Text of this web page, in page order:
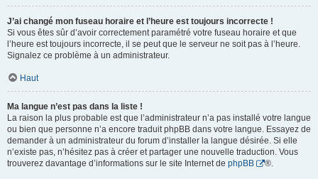
J’ai changé mon fuseau horaire et l’heure est toujours incorrecte !
Si vous êtes sûr d’avoir correctement paramétré votre fuseau horaire et que
l’heure est toujours incorrecte, il se peut que le serveur ne soit pas à l’heure.
Signalez ce problème à un administrateur.
Haut
Ma langue n’est pas dans la liste !
La raison la plus probable est que l’administrateur n’a pas installé votre langue
ou bien que personne n’a encore traduit phpBB dans votre langue. Essayez de
demander à un administrateur du forum d’installer la langue désirée. Si elle
n’existe pas, n’hésitez pas à créer et partager une nouvelle traduction. Vous
trouverez davantage d’informations sur le site Internet de phpBB ®.